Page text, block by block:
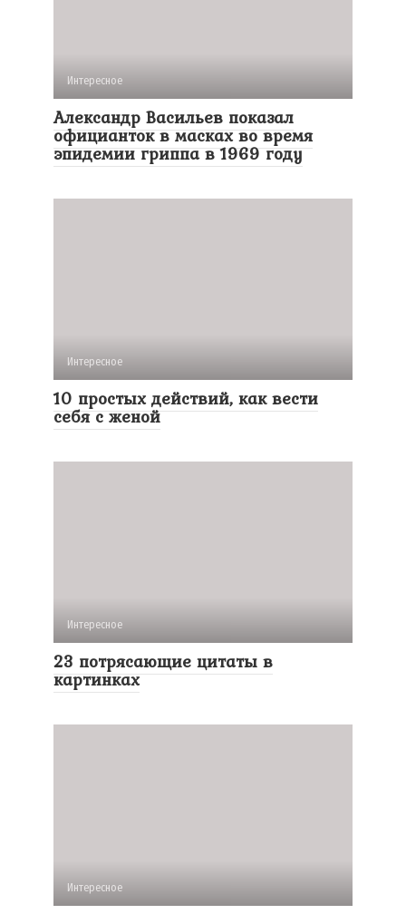
Интересное
Александр Васильев показал
официанток в масках во время
эпидемии гриппа в 1969 году
Интересное
10 простых действий, как вести
себя с женой
Интересное
23 потрясающие цитаты в
картинках
Интересное